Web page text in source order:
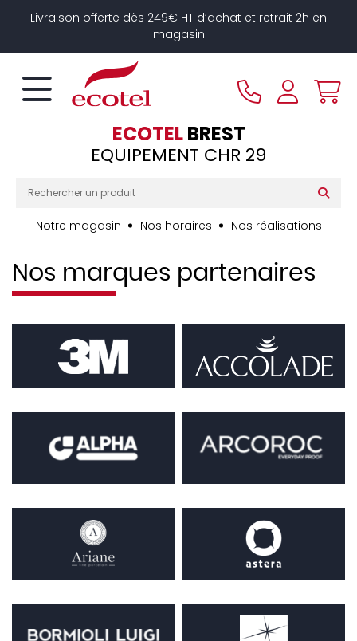
Livraison offerte dès 249€ HT d’achat et retrait 2h en
magasin
ECOTELBREST
EQUIPEMENT CHR 29
Notre magasin Nos horaires Nos réalisations
Nos marques partenaires
Panneau de gestion des cookies